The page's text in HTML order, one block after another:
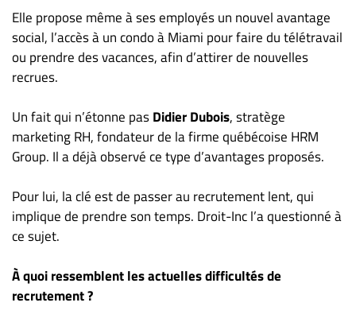
Publier
un
emploi
Publicité
recrutements
TROUVEZ-
Nous
joindre
propos
Infolettre
Elle propose même à ses employés un nouvel avantage
social, l’accès à un condo à Miami pour faire du télétravail
ou prendre des vacances, afin d’attirer de nouvelles
recrues.
Un fait qui n’étonne pasDidier Dubois, stratège
marketing RH, fondateur de la firme québécoise HRM
Group. Il a déjà observé ce type d’avantages proposés.
Pour lui, la clé est de passer au recrutement lent, qui
implique de prendre son temps. Droit-Inc l’a questionné à
ce sujet.
À quoi ressemblent les actuelles difficultés de
recrutement ?